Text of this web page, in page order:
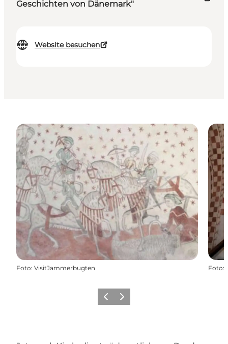
Geschichten von Dänemark"
Website besuchen
Foto: VisitJammerbugten Foto:
ZurückWeiter